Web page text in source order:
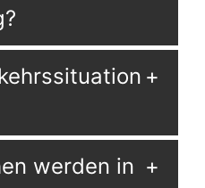
werden in